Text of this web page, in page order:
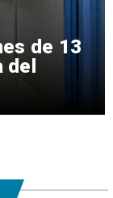
de 13